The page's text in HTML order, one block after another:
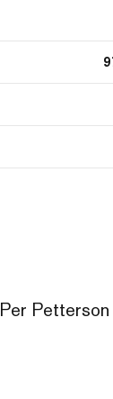
Per Petterson